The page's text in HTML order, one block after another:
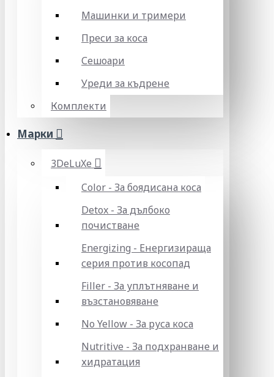
Машинки и тримери
Преси за коса
Сешоари
Уреди за къдрене
Комплекти
Марки
3DeLuXe
Color - За боядисана коса
Detox - За дълбоко
почистване
Energizing - Енергизираща
серия против косопад
Filler - За уплътняване и
възстановяване
No Yellow - За руса коса
Nutritive - За подхранване и
хидратация